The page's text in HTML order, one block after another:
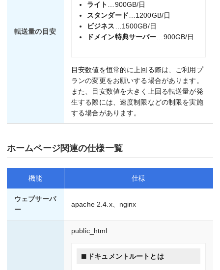
転送量の目安
ライト
…900GB/日
スタンダード …1200GB/日
ビジネス …1500GB/日
ドメイン特典サーバー …900GB/日
目安数値を恒常的に上回る際は、ご利用プ
ランの変更をお願いする場合があります。
また、目安数値を大きく上回る転送量が発
生する際には、速度制限などの制限を実施
する場合があります。
ホームページ関連の仕様一覧
機能 仕様
ウェブサーバ
ー
apache 2.4.x、nginx
public_html
ドキュメントルートとは